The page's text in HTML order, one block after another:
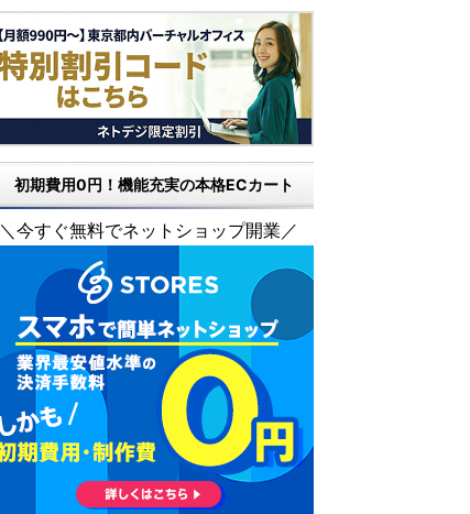
初期費用0円！機能充実の本格ECカート
＼今すぐ無料でネットショップ開業／